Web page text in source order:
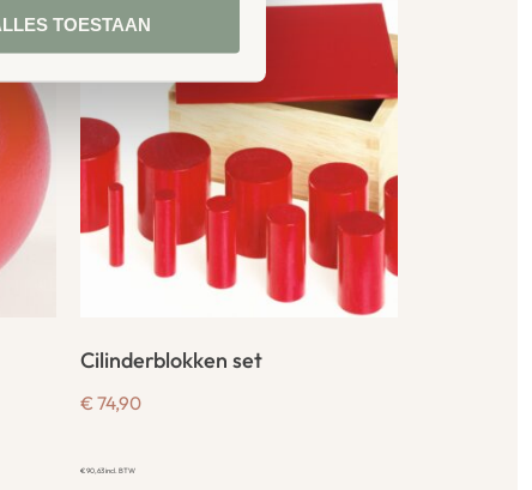
TOESTAAN
Cilinderblokken set
€ 74,90
€90,63incl. BTW